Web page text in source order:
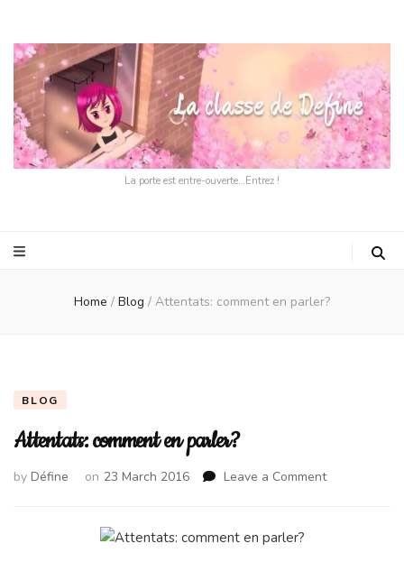
La porte est entre-ouverte…Entrez !
Home / Blog / Attentats: comment en parler?
BLOG
Attentats: comment en parler?
by Défine on 23 March 2016 Leave a Commenton